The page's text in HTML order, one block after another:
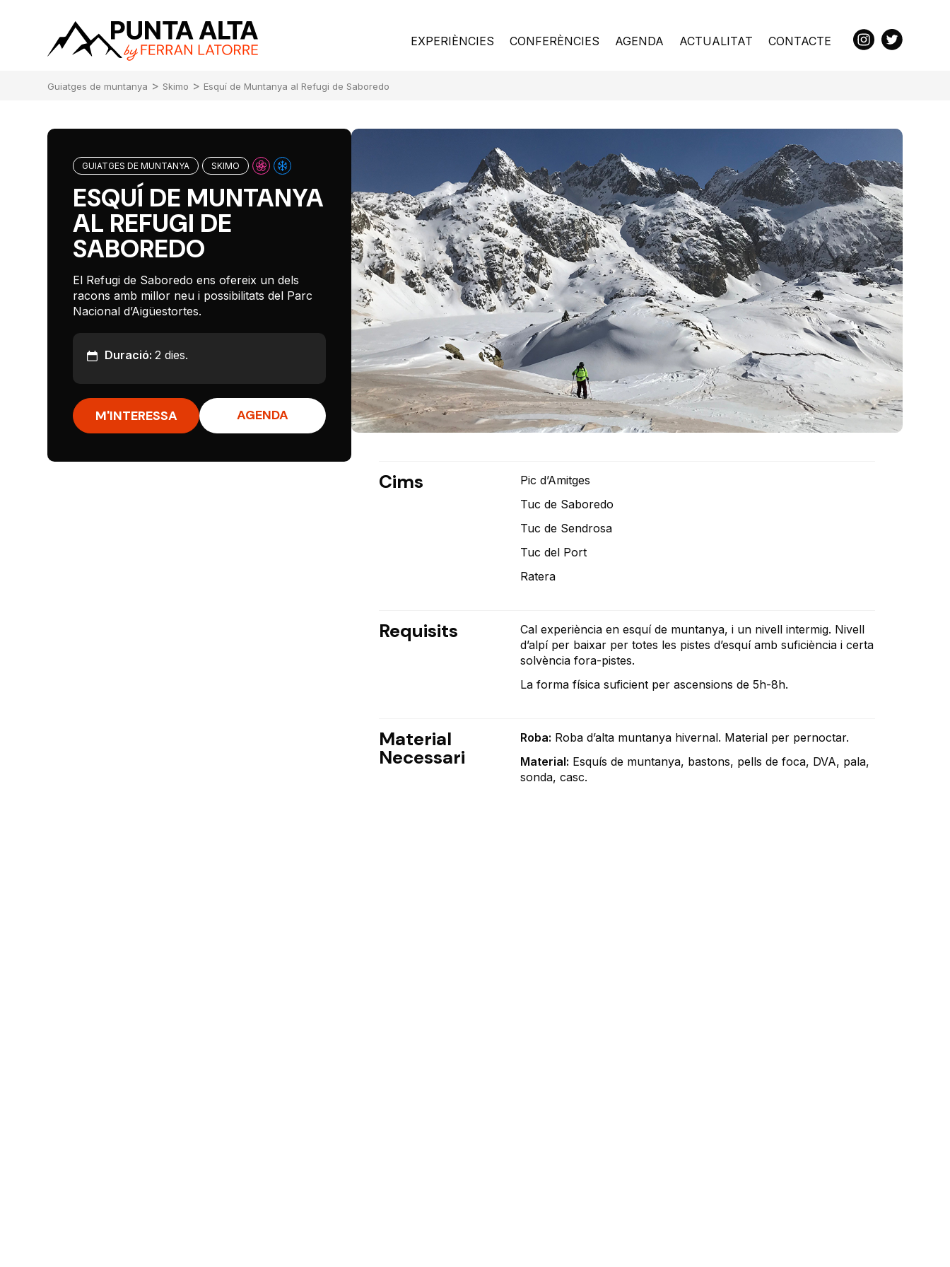
EXPERIÈNCIES CONFERÈNCIES AGENDA ACTUALITAT CONTACTE
Guiatges de muntanya > Skimo > Esquí de Muntanya al Refugi de Saboredo
GUIATGES DE MUNTANYA SKIMO
ESQUÍ DE MUNTANYA
AL REFUGI DE
SABOREDO
El Refugi de Saboredo ens ofereix un dels
racons amb millor neu i possibilitats del Parc
Nacional d’Aigüestortes.
Duració:2 dies.
M'INTERESSA AGENDA
Cims
Pic d’Amitges
Tuc de Saboredo
Tuc de Sendrosa
Tuc del Port
Ratera
Requisits
Cal experiència en esquí de muntanya, i un nivell intermig. Nivell
d’alpí per baixar per totes les pistes d’esquí amb suficiència i certa
solvència fora-pistes.
La forma física suficient per ascensions de 5h-8h.
Material
Necessari
Roba: Roba d’alta muntanya hivernal. Material per pernoctar.
Material: Esquís de muntanya, bastons, pells de foca, DVA, pala,
sonda, casc.